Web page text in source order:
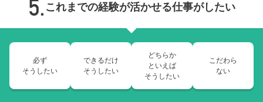
これまでの経験が活かせる仕事がしたい
必ず
そうしたい
できるだけ
そうしたい
どちらか
といえば
そうしたい
こだわら
ない